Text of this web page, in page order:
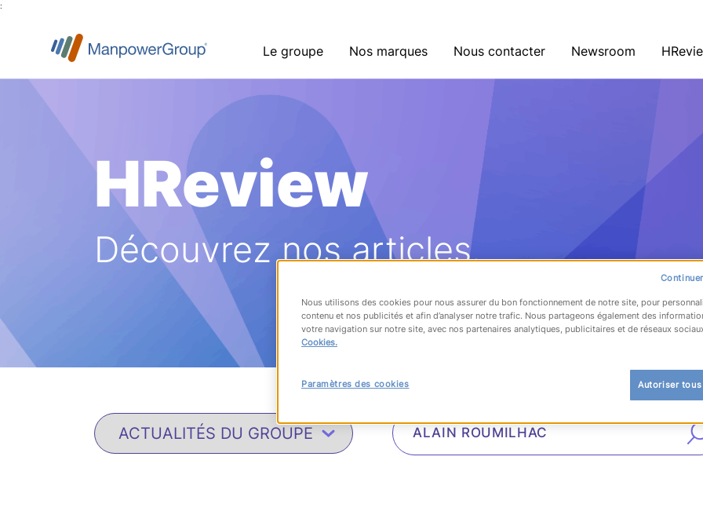
:
Le groupe Nos marques Nous contacter Newsroom
HReview
Découvrez nos articles.
Nous utilisons des cookies pour nous assurer du bon fonctionnement de notre site, pour
contenu et nos publicités et afin d’analyser notre trafic. Nous partageons également des
votre navigation sur notre site, avec nos partenaires analytiques, publicitaires et de réseaux
Cookies.
Autoriser
Paramètres des cookies